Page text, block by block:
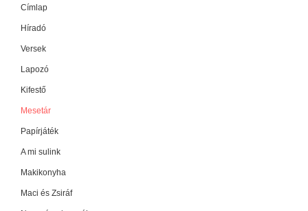
Címlap
Híradó
Versek
Lapozó
Kifestő
Mesetár
Papírjáték
A mi sulink
Makikonyha
Maci és Zsiráf